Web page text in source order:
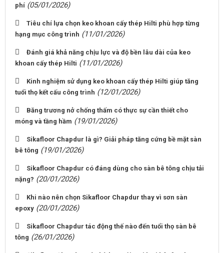
phí (05/01/2026)
Tiêu chí lựa chọn keo khoan cấy thép Hilti phù hợp từng
hạng mục công trình (11/01/2026)
Đánh giá khả năng chịu lực và độ bền lâu dài của keo
khoan cấy thép Hilti (11/01/2026)
Kinh nghiệm sử dụng keo khoan cấy thép Hilti giúp tăng
tuổi thọ kết cấu công trình (12/01/2026)
Băng trương nở chống thấm có thực sự cần thiết cho
móng và tầng hầm (19/01/2026)
Sikafloor Chapdur là gì? Giải pháp tăng cứng bề mặt sàn
bê tông (19/01/2026)
Sikafloor Chapdur có đáng dùng cho sàn bê tông chịu tải
nặng? (20/01/2026)
Khi nào nên chọn Sikafloor Chapdur thay vì sơn sàn
epoxy (20/01/2026)
Sikafloor Chapdur tác động thế nào đến tuổi thọ sàn bê
tông (26/01/2026)